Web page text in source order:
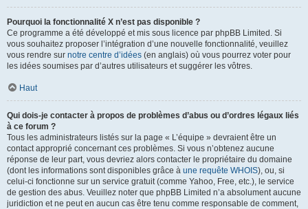
Pourquoi la fonctionnalité X n’est pas disponible ?
Ce programme a été développé et mis sous licence par phpBB Limited. Si
vous souhaitez proposer l’intégration d’une nouvelle fonctionnalité, veuillez
vous rendre sur notre centre d’idées (en anglais) où vous pourrez voter pour
les idées soumises par d’autres utilisateurs et suggérer les vôtres.
Haut
Qui dois-je contacter à propos de problèmes d’abus ou d’ordres légaux liés
à ce forum ?
Tous les administrateurs listés sur la page « L’équipe » devraient être un
contact approprié concernant ces problèmes. Si vous n’obtenez aucune
réponse de leur part, vous devriez alors contacter le propriétaire du domaine
(dont les informations sont disponibles grâce à une requête WHOIS), ou, si
celui-ci fonctionne sur un service gratuit (comme Yahoo, Free, etc.), le service
de gestion des abus. Veuillez noter que phpBB Limited n’a absolument aucune
juridiction et ne peut en aucun cas être tenu comme responsable de comment,